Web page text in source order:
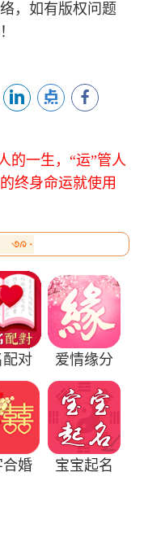
，如有版权问题
的一生，“运”管人
终身命运就使用
配对 爱情缘分
合婚 宝宝起名